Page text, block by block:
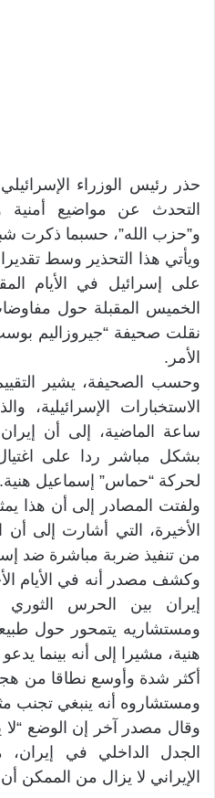
حذر رئيس الوزراء الإسرائيلي
التحدث عن مواضيع
و”حزب الله”، حسبما ذكرت
ويأتي هذا التحذير وسط
على إسرائيل في الأيام
الخميس المقبلة حول
نقلت صحيفة “جيروزاليم
الأمر.
وحسب الصحيفة، يشير
ساعة الماضية، إلى أن
بشكل مباشر ردا على
لحركة “حماس” إسماعيل هنية.
ولفتت المصادر إلى أن هذا
الأخيرة، التي أشارت إلى أن
من تنفيذ ضربة مباشرة ضد
وكشف مصدر أنه في الأيام
إيران بين الحرس الثوري
ومستشاريه يتمحور حول
هنية، مشيرا إلى أنه بينما
ومستشاروه أنه ينبغي تجنب
وقال مصدر آخر إن الوضع “لا
الجدل الداخلي في
الإيراني لا يزال من الممكن أن